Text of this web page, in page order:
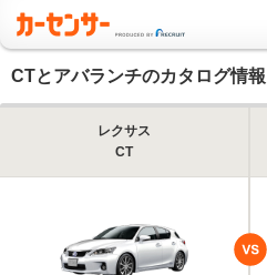
CTとアバランチのカタログ情
レクサス
CT